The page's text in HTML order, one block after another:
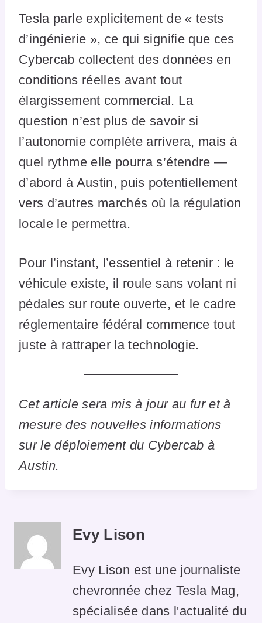
Tesla parle explicitement de « tests
d’ingénierie », ce qui signifie que ces
Cybercab collectent des données en
conditions réelles avant tout
élargissement commercial. La
question n’est plus de savoir si
l’autonomie complète arrivera, mais à
quel rythme elle pourra s’étendre —
d’abord à Austin, puis potentiellement
vers d’autres marchés où la régulation
locale le permettra.
Pour l’instant, l’essentiel à retenir : le
véhicule existe, il roule sans volant ni
pédales sur route ouverte, et le cadre
réglementaire fédéral commence tout
juste à rattraper la technologie.
Cet article sera mis à jour au fur et à
mesure des nouvelles informations
sur le déploiement du Cybercab à
Austin.
Evy Lison
Evy Lison est une journaliste
chevronnée chez Tesla Mag,
spécialisée dans l'actualité du